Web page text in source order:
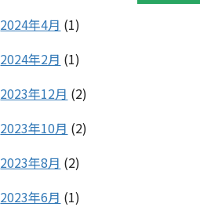
2024年4月 (1)
2024年2月 (1)
2023年12月 (2)
2023年10月 (2)
2023年8月 (2)
2023年6月 (1)